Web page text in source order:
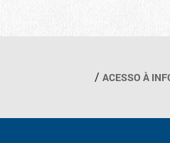
ACESSO À